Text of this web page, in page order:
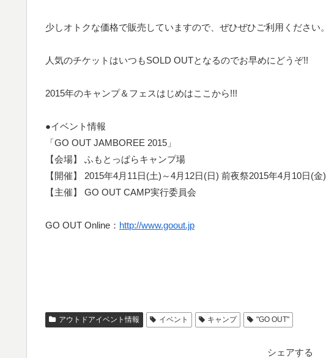
少しオトクな価格で販売していますので、ぜひぜひご利用ください。
人気のチケットはいつもSOLD OUTとなるのでお早めにどうぞ!!
2015年のキャンプ＆フェスはじめはここから!!!
●イベント情報
「GO OUT JAMBOREE 2015」
【会場】 ふもとっぱらキャンプ場
【開催】 2015年4月11日(土)～4月12日(日) 前夜祭2015年4月10日(金)
【主催】 GO OUT CAMP実行委員会
GO OUT Online： http://www.goout.jp
アウトドアイベント情報 イベント キャンプ "GO OUT"
シェアする